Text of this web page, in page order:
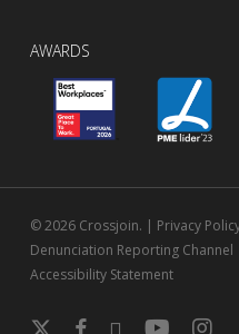
AWARDS
© 2026 Crossjoin. | Privacy
Denunciation Reporting Channel
Accessibility Statement
x- facebooklinkedinyoutube